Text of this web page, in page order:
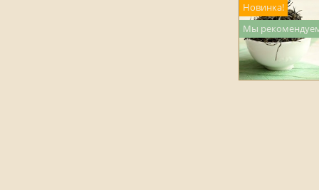
Новинка!
Мы